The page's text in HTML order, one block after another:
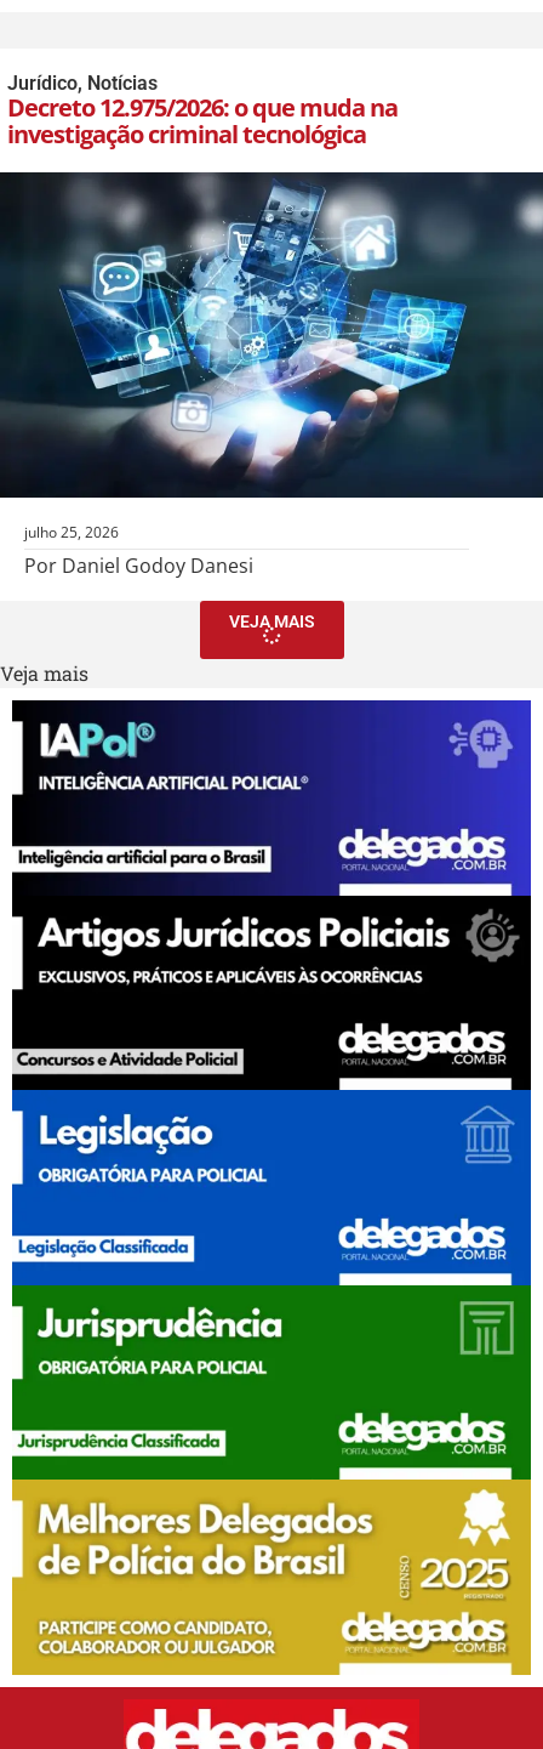
Jurídico, Notícias
Decreto 12.975/2026: o que muda na
investigação criminal tecnológica
julho 25, 2026
Por Daniel Godoy Danesi
VEJA MAIS
Veja mais